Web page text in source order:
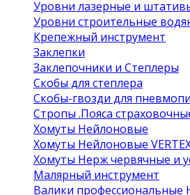
Уровни лазерные и
Уровни строительные
Крепежный инструмент
Заклепки
Заклепочники и Степлеры
Скобы для степлера
Скобы-гвозди для
Стропы .Пояса
Хомуты Нейлоновые
Хомуты Нейлоновые
Хомуты Нерж червячные и
Малярный инструмент
Валики профессиональные